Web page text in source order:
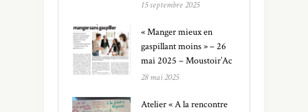
15 septembre 2025
« Manger mieux en
gaspillant moins » – 26
mai 2025 – Moustoir’Ac
28 mai 2025
Atelier « A la rencontre